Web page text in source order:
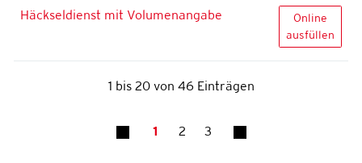
Häckseldienst mit Volumenangabe
Online
ausfüllen
1 bis 20 von 46 Einträgen
1 2 3